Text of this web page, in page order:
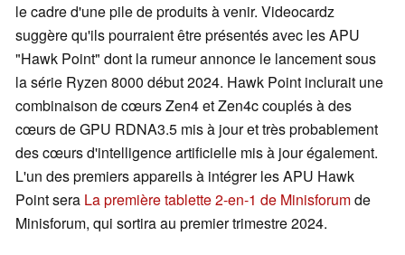
le cadre d'une pile de produits à venir. Videocardz
suggère qu'ils pourraient être présentés avec les APU
"Hawk Point" dont la rumeur annonce le lancement sous
la série Ryzen 8000 début 2024. Hawk Point inclurait une
combinaison de cœurs Zen4 et Zen4c couplés à des
cœurs de GPU RDNA3.5 mis à jour et très probablement
des cœurs d'intelligence artificielle mis à jour également.
L'un des premiers appareils à intégrer les APU Hawk
Point sera La première tablette 2-en-1 de Minisforumde
Minisforum, qui sortira au premier trimestre 2024.